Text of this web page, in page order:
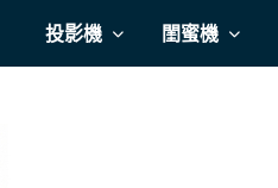
投影機 閨蜜機